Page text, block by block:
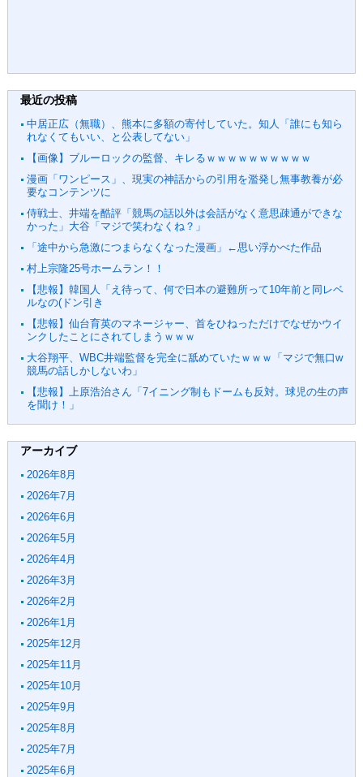
最近の投稿
中居正広（無職）、熊本に多額の寄付していた。知人「誰にも知ら
れなくてもいい、と公表してない」
【画像】ブルーロックの監督、キレるｗｗｗｗｗｗｗｗｗｗ
漫画「ワンピース」、現実の神話からの引用を濫発し無事教養が必
要なコンテンツに
侍戦士、井端を酷評「競馬の話以外は会話がなく意思疎通ができな
かった」大谷「マジで笑わなくね？」
「途中から急激につまらなくなった漫画」←思い浮かべた作品
村上宗隆25号ホームラン！！
【悲報】韓国人「え待って、何で日本の避難所って10年前と同レベ
ルなの(ドン引き
【悲報】仙台育英のマネージャー、首をひねっただけでなぜかウイ
ンクしたことにされてしまうｗｗｗ
大谷翔平、WBC井端監督を完全に舐めていたｗｗｗ「マジで無口w
競馬の話しかしないわ」
【悲報】上原浩治さん「7イニング制もドームも反対。球児の生の声
を聞け！」
アーカイブ
2026年8月
2026年7月
2026年6月
2026年5月
2026年4月
2026年3月
2026年2月
2026年1月
2025年12月
2025年11月
2025年10月
2025年9月
2025年8月
2025年7月
2025年6月